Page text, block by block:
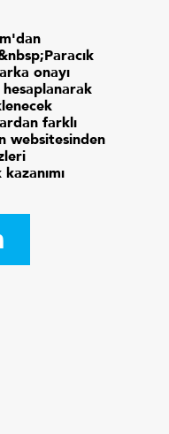
onayı
farklı
websitesinden